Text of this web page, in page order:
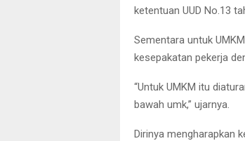
ketentuan UUD No.13
Sementara untuk
kesepakatan pekerja
“Untuk UMKM itu
bawah umk,” ujarnya.
Dirinya mengharapkan